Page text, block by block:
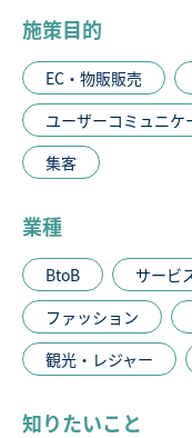
施策目的
EC・物販販売
ユーザーコミュニケ
集客
業種
BtoB
サービ
ファッション
観光・レジャー
知りたいこと